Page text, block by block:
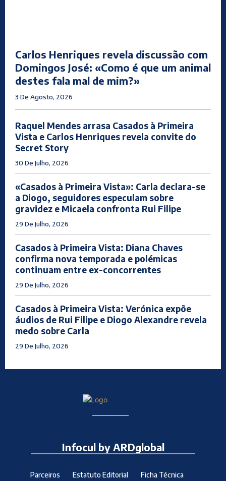
Carlos Henriques revela discussão com
Domingos José: «Como é que um animal
destes fala mal de mim?»
3 De Agosto, 2026
Raquel Mendes arrasa Casados à Primeira
Vista e Carlos Henriques revela convite do
Secret Story
30 De Julho, 2026
«Casados à Primeira Vista»: Carla declara-se
a Diogo, seguidores especulam sobre
gravidez e Micaela confronta Rui Filipe
29 De Julho, 2026
Casados à Primeira Vista: Diana Chaves
confirma nova temporada e polémicas
continuam entre ex-concorrentes
29 De Julho, 2026
Casados à Primeira Vista: Verónica expõe
áudios de Rui Filipe e Diogo Alexandre revela
medo sobre Carla
29 De Julho, 2026
Infocul by ARDglobal
Parceiros Estatuto Editorial Ficha Técnica